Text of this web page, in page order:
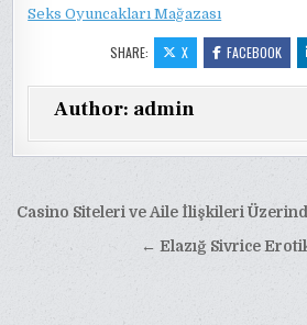
Seks Oyuncakları Mağazası
SHARE: X FACEBOOK
Author: admin
Yazı
gezinmesi
Casino Siteleri ve Aile İlişkileri
← Elazığ Sivrice